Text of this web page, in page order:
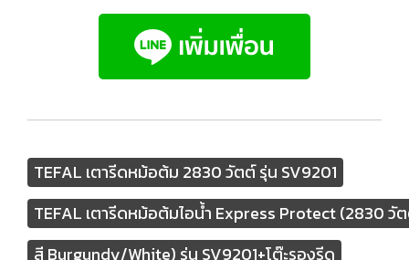
TEFAL เตารีดหม้อต้ม 2830 วัตต์ รุ่น SV9201
TEFAL เตารีดหม้อต้มไอน้ำ Express Protect (2830 วั
สี Burgundy/White) รุ่น SV9201+โต๊ะรองรีด